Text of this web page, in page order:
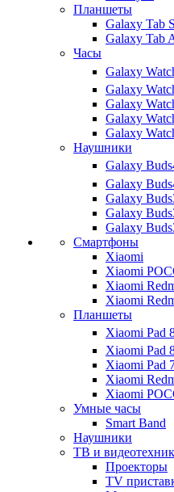
Планшеты
Galaxy Tab S
Galaxy Tab
Часы
Galaxy
Galaxy
Galaxy
Galaxy
Galaxy
Наушники
Galaxy
Galaxy
Galaxy
Galaxy
Galaxy
Смартфоны
Xiaomi
Xiaomi
Xiaomi
Xiaomi
Планшеты
Xiaomi Pad
Xiaomi Pad
Xiaomi Pad
Xiaomi
Xiaomi
Умные часы
Smart Band
Наушники
ТВ и
Проекторы
TV